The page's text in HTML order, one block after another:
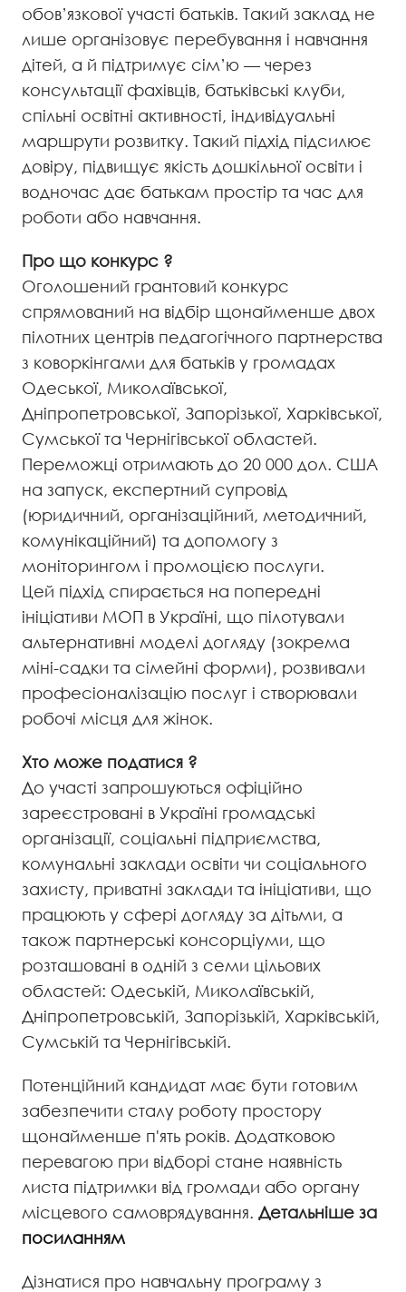
обов’язкової участі батьків. Такий заклад не
лише організовує перебування і навчання
дітей, а й підтримує сім’ю — через
консультації фахівців, батьківські клуби,
спільні освітні активності, індивідуальні
маршрути розвитку. Такий підхід підсилює
довіру, підвищує якість дошкільної освіти і
водночас дає батькам простір та час для
роботи або навчання.
Про що конкурс ?
Оголошений грантовий конкурс
спрямований на відбір щонайменше двох
пілотних центрів педагогічного партнерства
з коворкінгами для батьків у громадах
Одеської, Миколаївської,
Дніпропетровської, Запорізької, Харківської,
Сумської та Чернігівської областей.
Переможці отримають до 20 000 дол. США
на запуск, експертний супровід
(юридичний, організаційний, методичний,
комунікаційний) та допомогу з
моніторингом і промоцією послуги.
Цей підхід спирається на попередні
ініціативи МОП в Україні, що пілотували
альтернативні моделі догляду (зокрема
міні-садки та сімейні форми), розвивали
професіоналізацію послуг і створювали
робочі місця для жінок.
Хто може податися ?
До участі запрошуються офіційно
зареєстровані в Україні громадські
організації, соціальні підприємства,
комунальні заклади освіти чи соціального
захисту, приватні заклади та ініціативи, що
працюють у сфері догляду за дітьми, а
також партнерські консорціуми, що
розташовані в одній з семи цільових
областей: Одеській, Миколаївській,
Дніпропетровській, Запорізькій, Харківській,
Сумській та Чернігівській.
Потенційний кандидат має бути готовим
забезпечити сталу роботу простору
щонайменше п'ять років. Додатковою
перевагою при відборі стане наявність
листа підтримки від громади або органу
місцевого самоврядування. Детальніше за
посиланням
Дізнатися про навчальну програму з